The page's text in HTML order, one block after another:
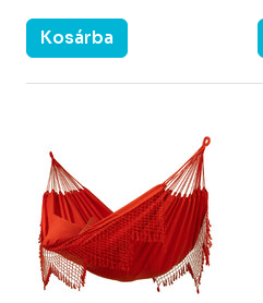
Kosárba